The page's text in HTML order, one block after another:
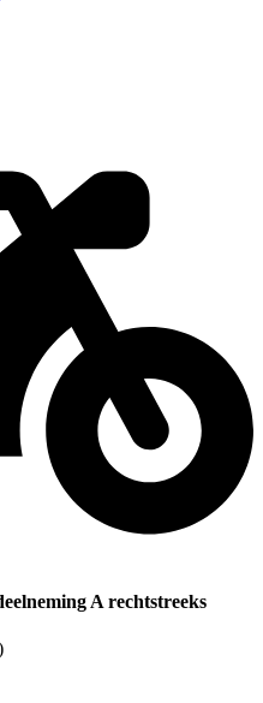
A rechtstreeks